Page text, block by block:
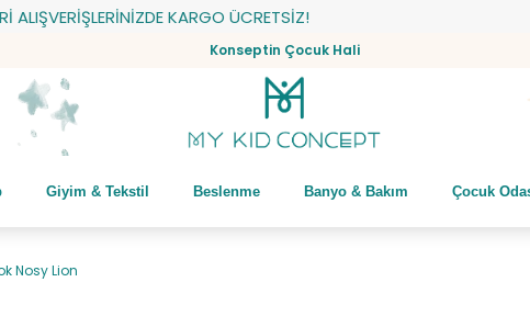
KARGO ÜCRETSİZ!
Konseptin Çocuk Hali
Giyim & Tekstil Beslenme Banyo & Bakım Çocuk
Nosy Lion